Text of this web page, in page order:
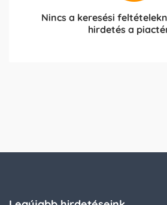
Nincs a keresési
hirdetés a